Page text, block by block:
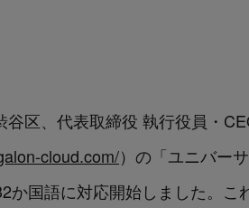
区、代表取締役 執行役員・
cloud.com/）の「ユニバー
国語に対応開始しました。こ